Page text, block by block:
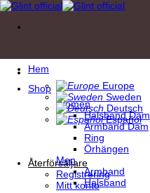
Skip
content
Europe
Sweden
Deutsch
Español
Återförsäljare
Registrering
Mitt konto
Hem
Shop
Women
Halsband Dam
Armband Dam
Ring
Örhängen
Men
Armband
Halsband